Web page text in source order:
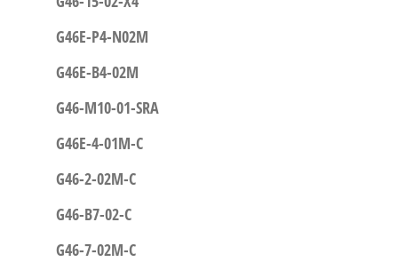
G46E-P4-N02M
G46E-B4-02M
G46-M10-01-SRA
G46E-4-01M-C
G46-2-02M-C
G46-B7-02-C
G46-7-02M-C